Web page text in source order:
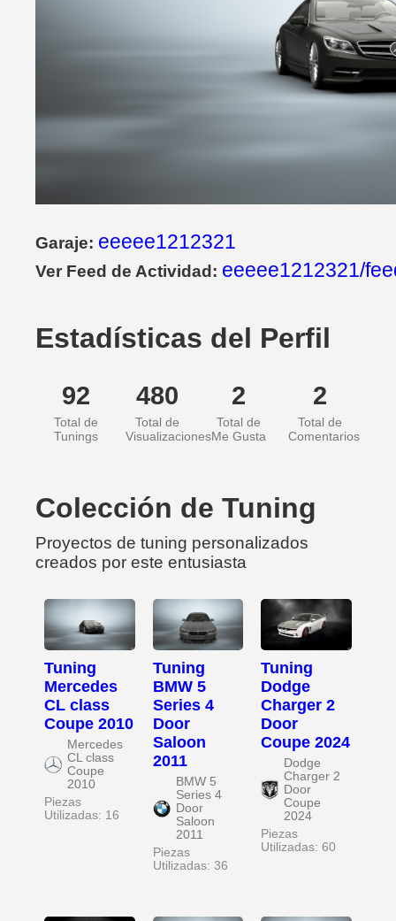
Garaje: eeeee1212321
Ver Feed de Actividad: eeeee1212321/
Estadísticas del Perfil
92
Total de
Tunings
480
Total de
Visualizaciones
2
Total de
Me Gusta
2
Total de
Comentarios
Colección de Tuning
Proyectos de tuning personalizados
creados por este entusiasta
Tuning
Mercedes
CL class
Coupe 2010
Mercedes
CL class
Coupe
2010
Piezas
Utilizadas: 16
Tuning
BMW 5
Series 4
Door
Saloon
2011
BMW 5
Series 4
Door
Saloon
2011
Piezas
Utilizadas: 36
Tuning
Dodge
Charger 2
Door
Coupe 2024
Dodge
Charger 2
Door
Coupe
2024
Piezas
Utilizadas: 60